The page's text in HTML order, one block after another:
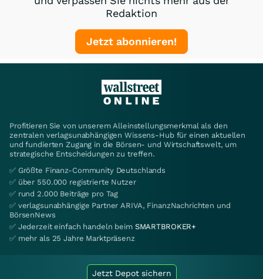
Redaktion
Jetzt abonnieren!
Profitieren Sie von unserem Alleinstellungsmerkmal als den
zentralen verlagsunabhängigen Wissens-Hub für einen aktuellen
und fundierten Zugang in die Börsen- und Wirtschaftswelt, um
strategische Entscheidungen zu treffen.
✅ Größte Finanz-Community Deutschlands
✅ über 550.000 registrierte Nutzer
✅ rund 2.000 Beiträge pro Tag
✅ verlagsunabhängige Partner ARIVA, FinanzNachrichten und
BörsenNews
✅ Jederzeit einfach handeln beim SMARTBROKER+
✅ mehr als 25 Jahre Marktpräsenz
Jetzt Depot sichern